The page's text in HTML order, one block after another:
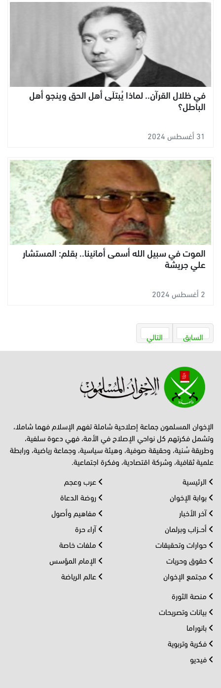
في ظلال القرآن.. لماذا يُبتلَى أهل الحق وينجو أهل
الباطل؟
31 أغسطس 2024
الموت في سبيل الله أسمى أمانينا.. بقلم: المستشار
علي جريشة
2 أغسطس 2024
السابق التالي
الإخوان المسلمون جماعة إصلاحية شاملة تفهم الإسلام فهما شاملا،
وتشمل فكرتهم كل نواحي الإصلاح في الأمة، فهي دعوة سلفية،
وطريقة سُنية، وحقيقة صوفية، وهيئة سياسية، وجماعة رياضية، ورابطة
علمية ثقافية، وشركة اقتصادية، وفكرة اجتماعية.
الرئيسية
بوابة الإخوان
آخر الأخبار
أحــزاب وبرلمان
حوارات وتحقيقات
حقوق وحريات
مجتمع الإخوان
عرب وعجم
روضة الدعاة
مفاهيم وأصول
آراء حرة
ملفات خاصة
الإمام المؤسس
عالم الرياضة
منصة الثورة
بيانات وتصريحات
بانوراما
فكرية وتربوية
فيديو